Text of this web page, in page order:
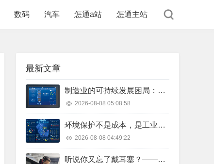
数码 汽车 怎通a站 怎通主站
最新文章
制造业的可持续发展困局：我们到底缺的是技术，还是决心？
2026-08-08 05:08:58
环境保护不是成本，是工业生存的入场券
2026-08-08 04:49:22
听说你又忘了戴耳塞？——工厂职业健康的血泪教训